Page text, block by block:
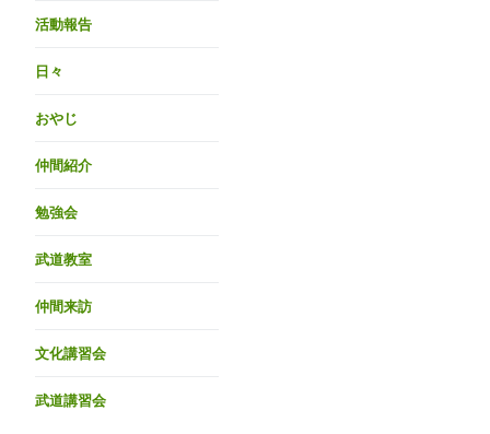
活動報告
日々
おやじ
仲間紹介
勉強会
武道教室
仲間来訪
文化講習会
武道講習会